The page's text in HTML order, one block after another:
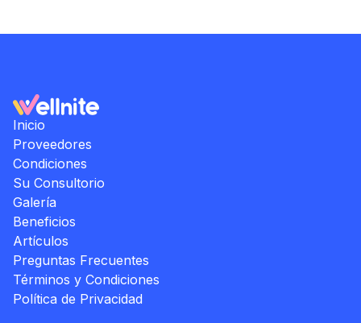
Inicio
Proveedores
Condiciones
Su Consultorio
Galería
Beneficios
Artículos
Preguntas Frecuentes
Términos y Condiciones
Política de Privacidad